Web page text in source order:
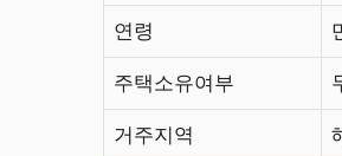
연령
주택소유여부
거주지역